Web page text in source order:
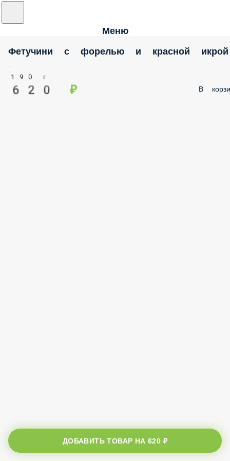
Меню
Фетучини с форелью и красной икрой
.
190 г.
620 ₽ В
ДОБАВИТЬ ТОВАР НА620 ₽